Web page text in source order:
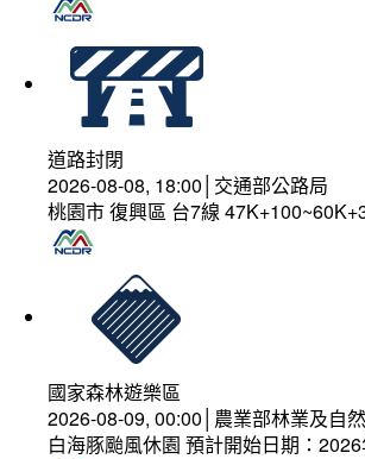
道路封閉
2026-08-08, 18:00│交通部公路局
桃園市 復興區 台7線
國家森林遊樂區
2026-08-09, 00:00│農業部林業及自
白海豚颱風休園 預計開始日期：